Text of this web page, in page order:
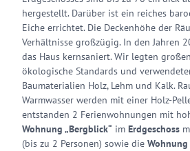
hergestellt. Darüber ist ein reiches
Eiche errichtet. Die Deckenhöhe der
Verhältnisse großzügig. In den Jahren
das Haus kernsaniert. Wir legten
ökologische Standards und
Baumaterialien Holz, Lehm und Kalk.
Warmwasser werden mit einer Holz-
entstanden 2 Ferienwohnungen mit
Wohnung „Bergblick“ im Erdgeschoss
(bis zu 2 Personen) sowie die Wohnung